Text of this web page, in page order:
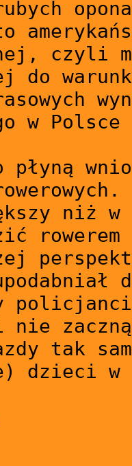
czyli
do
w
płyną
niż
nie
tak
dzieci w